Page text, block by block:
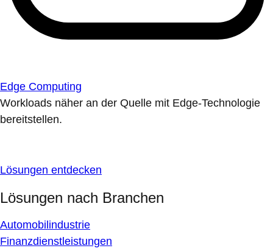
Edge Computing
Workloads näher an der Quelle mit Edge-Technologie
bereitstellen.
Lösungen entdecken
Lösungen nach Branchen
Automobilindustrie
Finanzdienstleistungen